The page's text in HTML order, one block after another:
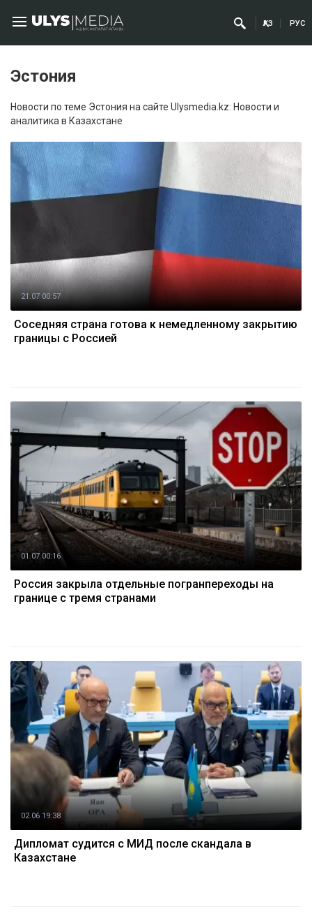
ҚАЗ РУС
Эстония
Новости по теме Эстония на сайте Ulysmedia.kz: Новости и
аналитика в Казахстане
21.07 00:57
Соседняя страна готова к немедленному закрытию
границы с Россией
01.07 00:16
Россия закрыла отдельные погранпереходы на
границе с тремя странами
02.06 19:38
Дипломат судится с МИД после скандала в
Казахстане